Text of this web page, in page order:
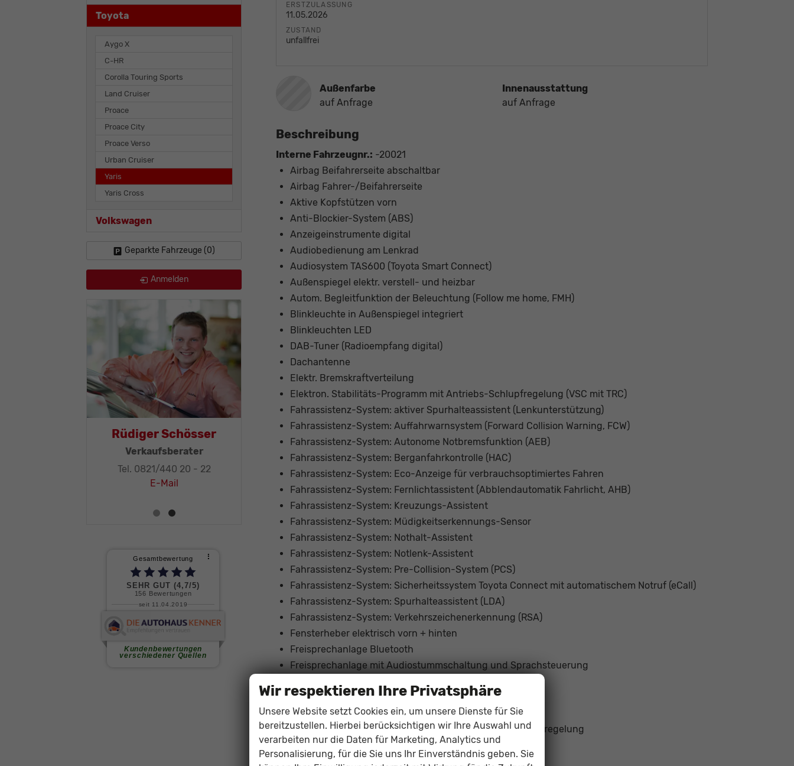
ERSTZULASSUNG
11.05.2026
ZUSTAND
unfallfrei
Außenfarbe
auf Anfrage
Innenausstattung
auf Anfrage
Beschreibung
Interne Fahrzeugnr.: -20021
Airbag Beifahrerseite abschaltbar
Airbag Fahrer-/Beifahrerseite
Aktive Kopfstützen vorn
Anti-Blockier-System (ABS)
Anzeigeinstrumente digital
Audiobedienung am Lenkrad
Audiosystem TAS600 (Toyota Smart Connect)
Außenspiegel elektr. verstell- und heizbar
Autom. Begleitfunktion der Beleuchtung (Follow me home, FMH)
Blinkleuchte in Außenspiegel integriert
Blinkleuchten LED
DAB-Tuner (Radioempfang digital)
Dachantenne
Elektr. Bremskraftverteilung
Elektron. Stabilitäts-Programm mit Antriebs-Schlupfregelung (VSC mit TRC)
Fahrassistenz-System: aktiver Spurhalteassistent (Lenkunterstützung)
Fahrassistenz-System: Auffahrwarnsystem (Forward Collision Warning, FCW)
Fahrassistenz-System: Autonome Notbremsfunktion (AEB)
Fahrassistenz-System: Berganfahrkontrolle (HAC)
Fahrassistenz-System: Eco-Anzeige für verbrauchsoptimiertes Fahren
Fahrassistenz-System: Fernlichtassistent (Abblendautomatik Fahrlicht, AHB)
Fahrassistenz-System: Kreuzungs-Assistent
Fahrassistenz-System: Müdigkeitserkennungs-Sensor
Fahrassistenz-System: Nothalt-Assistent
Fahrassistenz-System: Notlenk-Assistent
Fahrassistenz-System: Pre-Collision-System (PCS)
Fahrassistenz-System: Sicherheitssystem Toyota Connect mit automatischem Notruf (eCall)
Fahrassistenz-System: Spurhalteassistent (LDA)
Fahrassistenz-System: Verkehrszeichenerkennung (RSA)
Fensterheber elektrisch vorn + hinten
Freisprechanlage Bluetooth
Freisprechanlage mit Audiostummschaltung und Sprachsteuerung
Gepäckraummatte Kunststoff
Geschwindigkeits-Begrenzeranlage
Geschwindigkeits-Regelanlage (Tempomat) mit Abstandsregelung
Getriebe Automatik stufenlos - Multidrive ECVT
Heckleuchten LED
Toyota
Aygo X
C-HR
Corolla Touring Sports
Land Cruiser
Proace
Proace City
Proace Verso
Urban Cruiser
Yaris
Yaris Cross
Volkswagen
Geparkte Fahrzeuge (0)
Anmelden
Rüdiger Schösser
Verkaufsberater
Tel. 0821/440 20 - 22
E-Mail
Wir respektieren Ihre Privatsphäre
Unsere Website setzt Cookies ein, um unsere Dienste für Sie
bereitzustellen. Hierbei berücksichtigen wir Ihre Auswahl und
verarbeiten nur die Daten für Marketing, Analytics und
Personalisierung, für die Sie uns Ihr Einverständnis geben. Sie